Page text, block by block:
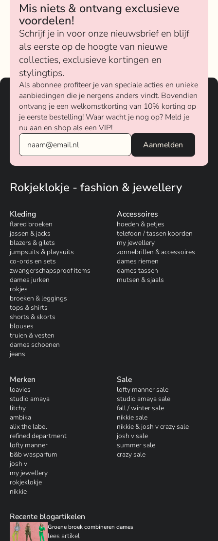
Mis niets & ontvang exclusieve
voordelen!
Schrijf je in voor onze nieuwsbrief en blijf
als eerste op de hoogte van nieuwe
collecties, exclusieve kortingen en
stylingtips.
Als abonnee profiteer je van speciale acties en unieke
aanbiedingen die je nergens anders vindt. Bovendien
ontvang je een welkomstkorting van 10% korting op
je eerste bestelling! Waar wacht je nog op? Meld je
nu aan en shop als een VIP!
Rokjeklokje - fashion & jewellery
Kleding
flared broeken
jassen & jacks
blazers & gilets
jumpsuits & playsuits
co-ords en sets
zwangerschapsproof items
dames jurken
rokjes
broeken & leggings
tops & shirts
shorts & skorts
blouses
truien & vesten
dames schoenen
jeans
Accessoires
hoeden & petjes
telefoon / tassen koorden
my jewellery
zonnebrillen & accessoires
dames riemen
dames tassen
mutsen & sjaals
Merken
loavies
studio amaya
litchy
ambika
alix the label
refined department
lofty manner
b&b wasparfum
josh v
my jewellery
rokjeklokje
nikkie
Sale
lofty manner sale
studio amaya sale
fall / winter sale
nikkie sale
nikkie & josh v crazy sale
josh v sale
summer sale
crazy sale
Recente blogartikelen
Groene broek combineren dames
lees artikel